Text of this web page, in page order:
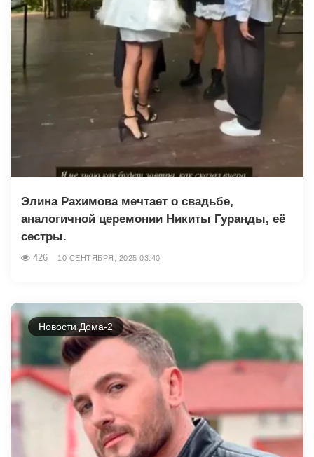
Элина Рахимова мечтает о свадьбе,
аналогичной церемонии Никиты Гуранды, её
сестры.
426 10 СЕНТЯБРЯ, 2025 03:40
Новости Дома-2